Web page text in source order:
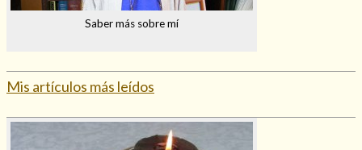
Saber más sobre mí
Mis artículos más leídos